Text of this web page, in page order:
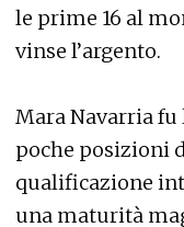
le prime 16 al
vinse l’argento.
Mara Navarria fu
poche posizioni
qualificazione
una maturità